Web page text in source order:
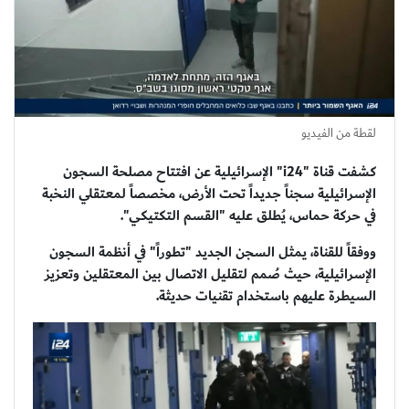
لقطة من الفيديو
كشفت قناة "i24" الإسرائيلية عن افتتاح مصلحة السجون
الإسرائيلية سجناً جديداً تحت الأرض، مخصصاً لمعتقلي النخبة
في حركة حماس، يُطلق عليه "القسم التكتيكي".
ووفقاً للقناة، يمثل السجن الجديد "تطوراً" في أنظمة السجون
الإسرائيلية، حيث صُمم لتقليل الاتصال بين المعتقلين وتعزيز
السيطرة عليهم باستخدام تقنيات حديثة.